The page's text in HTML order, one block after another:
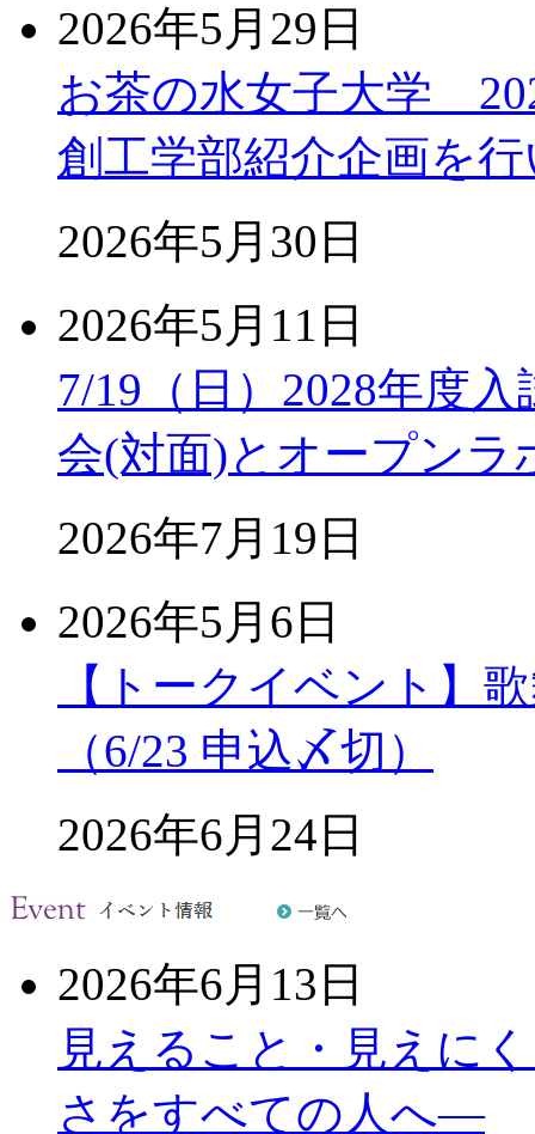
2026年5月29日
お茶の水女子大学
創工学部紹介企画を
2026年5月30日
2026年5月11日
7/19（日）2028年度
会(対面)とオープンラ
2026年7月19日
2026年5月6日
【トークイベント】
（6/23 申込〆切）
2026年6月24日
2026年6月13日
見えること・見えに
さをすべての人へ―